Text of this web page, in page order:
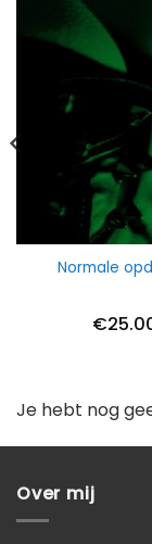
Normale
€
Je hebt nog
Over mij